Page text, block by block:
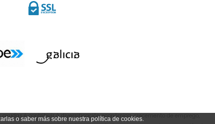
o saber más sobre nuestra política de cookies.
é contribuír á diversificación económica, crecemento de emprego,